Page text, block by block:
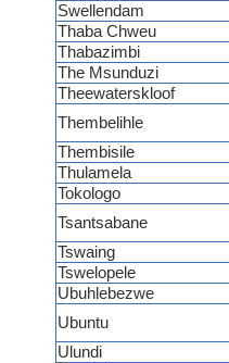
Swellendam
Thaba Chweu
Thabazimbi
The Msunduzi
Theewaterskloof
Thembelihle
Thembisile
Thulamela
Tokologo
Tsantsabane
Tswaing
Tswelopele
Ubuhlebezwe
Ubuntu
Ulundi